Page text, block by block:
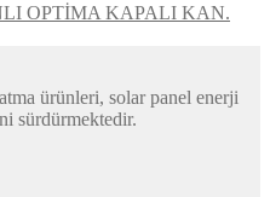
OPTİMA KAPALI KAN.
ürünleri, solar panel enerji
sürdürmektedir.